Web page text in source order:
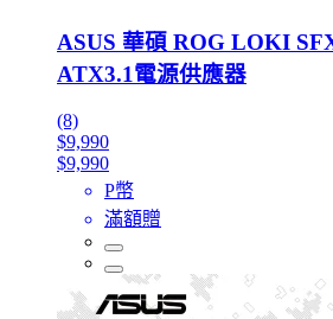
ASUS 華碩 ROG LOKI
ATX3.1電源供應器
(8)
$9,990
$9,990
P幣
滿額贈